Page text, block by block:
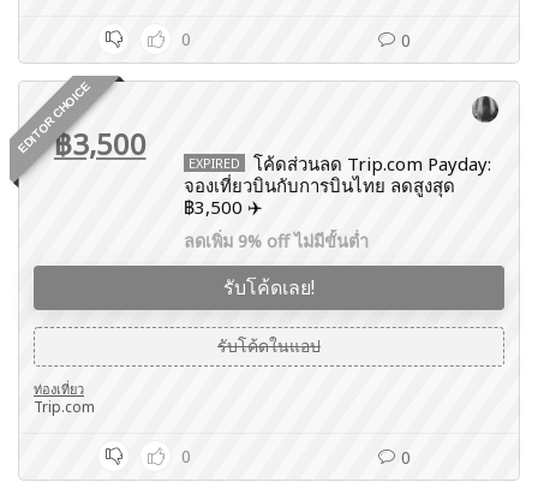
0 0
EDITOR CHOICE฿3,500 EXPIRED
โค้ดส่วนลด Trip.com Payday:
จองเที่ยวบินกับการบินไทย ลดสูงสุด
฿3,500 ✈️
ลดเพิ่ม 9% off ไม่มีขั้นต่ำ
รับโค้ดเลย!
รับโค้ดในแอป
ท่องเที่ยว
Trip.com
0 0